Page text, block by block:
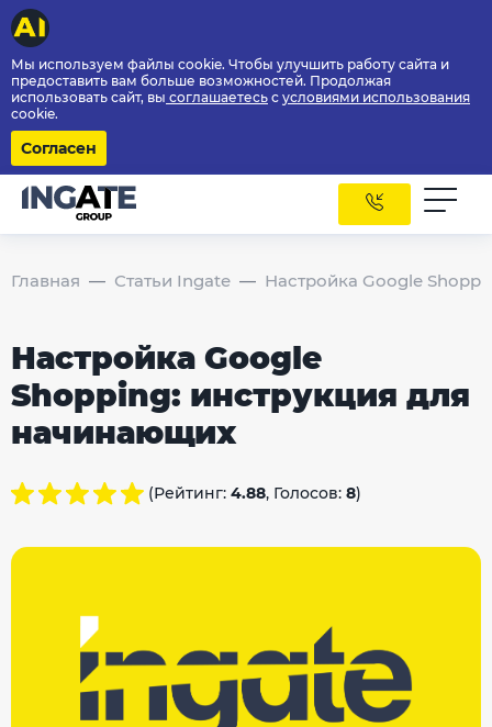
Мы используем файлы cookie. Чтобы улучшить работу сайта и
предоставить вам больше возможностей. Продолжая
использовать сайт, вы соглашаетесь с условиями использования
cookie.
Согласен
Главная Статьи Ingate Настройка Google
Настройка Google
Shopping: инструкция для
начинающих
(Рейтинг: 4.88, Голосов: 8)